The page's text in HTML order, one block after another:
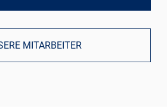
MITARBEITER